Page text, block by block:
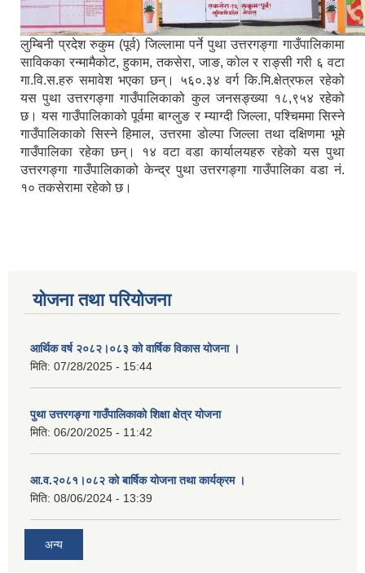
लुम्बिनी प्रदेश रुकुम (पूर्व) जिल्लामा पर्ने पुथा उत्तरगङ्गा गाउँपालिकामा
साविकका रन्मामैकोट, हुकाम, तकसेरा, जाङ, कोल र राङ्सी गरी ६ वटा
गा.वि.स.हरु समावेश भएका छन्। ५६०.३४ वर्ग कि.मि.क्षेत्रफल रहेको
यस पुथा उत्तरगङ्गा गाउँपालिकाको कुल जनसङ्ख्या १८,९५४ रहेको
छ। यस गाउँपालिकाको पूर्वमा बाग्लुङ र म्याग्दी जिल्ला, पश्चिममा सिस्ने
गाउँपालिकाको सिस्ने हिमाल, उत्तरमा डोल्पा जिल्ला तथा दक्षिणमा भूमे
गाउँपालिका रहेका छन्। १४ वटा वडा कार्यालयहरु रहेको यस पुथा
उत्तरगङ्गा गाउँपालिकाको केन्द्र पुथा उत्तरगङ्गा गाउँपालिका वडा नं.
१० तकसेरामा रहेको छ।
योजना तथा परियोजना
आर्थिक वर्ष २०८२।०८३ को वार्षिक विकास योजना ।
मिति: 07/28/2025 - 15:44
पुथा उत्तरगङ्गा गाउँपालिकाको शिक्षा क्षेत्र योजना
मिति: 06/20/2025 - 11:42
आ.व.२०८१।०८२ को बार्षिक योजना तथा कार्यक्रम ।
मिति: 08/06/2024 - 13:39
अन्य